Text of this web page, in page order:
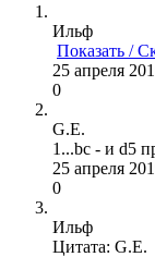
Ильф
Показать /
25 апреля
0
G.E.
1...bc - и d5
25 апреля
0
Ильф
Цитата: G.E.